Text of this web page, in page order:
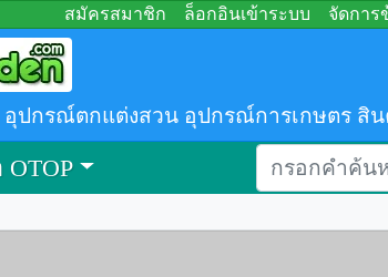
สมัครสมาชิก ล็อกอินเข้าระบบ จัดการ
กรณ์ตกแต่งสวน อุปกรณ์การเกษตร สิน